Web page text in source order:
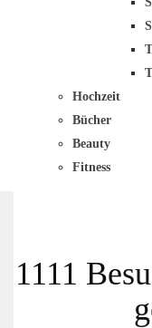
Hochzeit
Bücher
Beauty
Fitness
1111